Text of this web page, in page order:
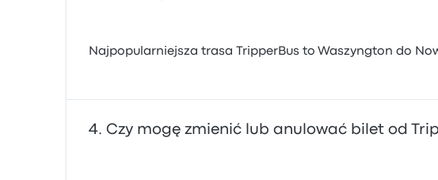
Najpopularniejsza trasa TripperBus to Waszyngton do
Czy mogę zmienić lub anulować bilet od